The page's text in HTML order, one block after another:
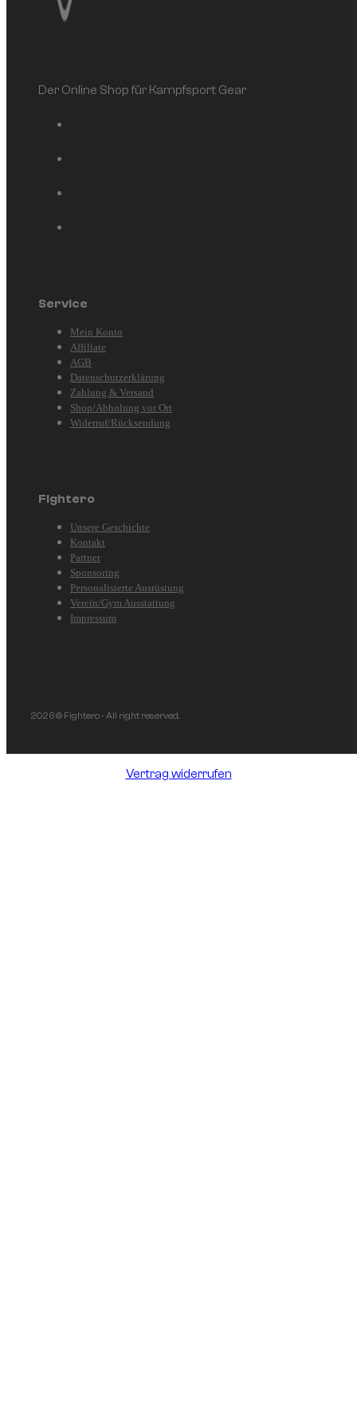
Der Online Shop für Kampfsport Gear
Service
Mein Konto
Affiliate
AGB
Datenschutzerklärung
Zahlung & Versand
Shop/Abholung vor Ort
Widerruf/Rücksendung
Fightero
Unsere Geschichte
Kontakt
Partner
Sponsoring
Personalisierte Ausrüstung
Verein/Gym Ausstattung
Impressum
2026 © Fightero - All right reserved.
Vertrag widerrufen